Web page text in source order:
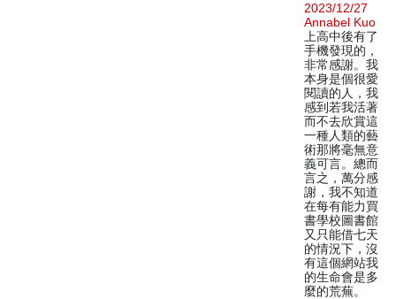
2023/12/27
Annabel Kuo
上高中後有了
手機發現的，
非常感謝。我
本身是個很愛
閱讀的人，我
感到若我活著
而不去欣賞這
一種人類的藝
術那將毫無意
義可言。總而
言之，萬分感
謝，我不知道
在每有能力買
書學校圖書館
又只能借七天
的情況下，沒
有這個網站我
的生命會是多
麼的荒蕪。